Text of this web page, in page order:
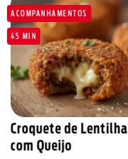
ACOMPANHAMENTOS
45 MIN
Croquete de Lentilha
com Queijo